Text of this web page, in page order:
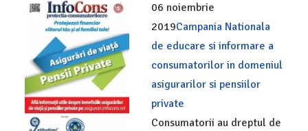
06 noiembrie
2019Campania Nationala
de educare si informare a
consumatorilor in domeniul
asigurarilor si pensiilor
private
Consumatorii au dreptul de